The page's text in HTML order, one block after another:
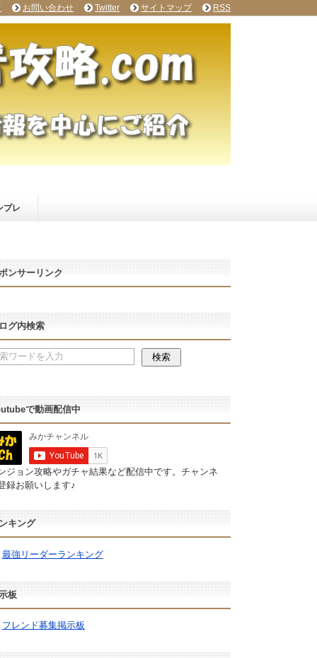
プレ
ンサーリンク
グ内検索
で動画配信中
ジョン攻略やガチャ結果など配信中です。チャンネ
録お願いします♪
キング
最強リーダーランキング
板
フレンド募集掲示板
お問い合わせ Twitter サイトマップ RSS